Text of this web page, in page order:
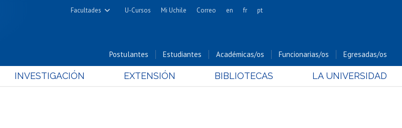
Facultades
Cs. Físicas y Matemáticas
Cs. Forestales y Conservación
Cs. Químicas y Farmacéuticas
Cs. Sociales
U-Cursos Mi Uchile Correo en fr pt
Postulantes Estudiantes Académicas/os Funcionarias/os Egresadas/os
INVESTIGACIÓN EXTENSIÓN BIBLIOTECAS LA UNIVERSIDAD